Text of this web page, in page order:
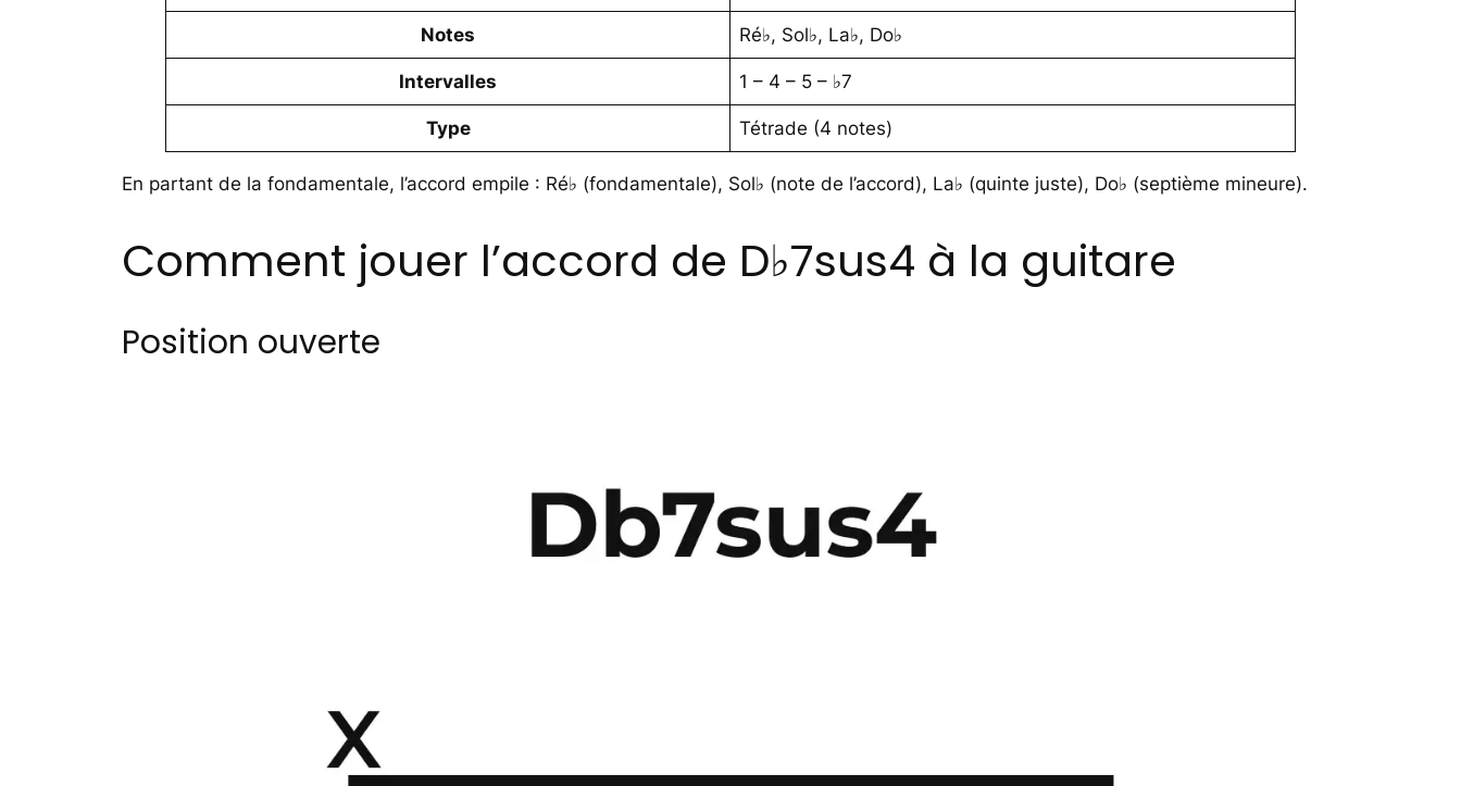
Notes Ré♭, Sol♭, La♭, Do♭
Intervalles 1 – 4 – 5 – ♭7
Type Tétrade (4 notes)
En partant de la fondamentale, l’accord empile : Ré♭ (fondamentale), Sol♭ (note de l’accord), La♭ (quinte juste), Do♭ (septième mineure).
Comment jouer l’accord de D♭7sus4 à la guitare
Position ouverte